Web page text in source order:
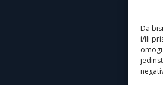
Da
i/ili